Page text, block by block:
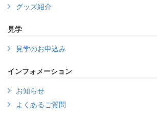
グッズ紹介
見学
見学のお申込み
インフォメーション
お知らせ
よくあるご質問